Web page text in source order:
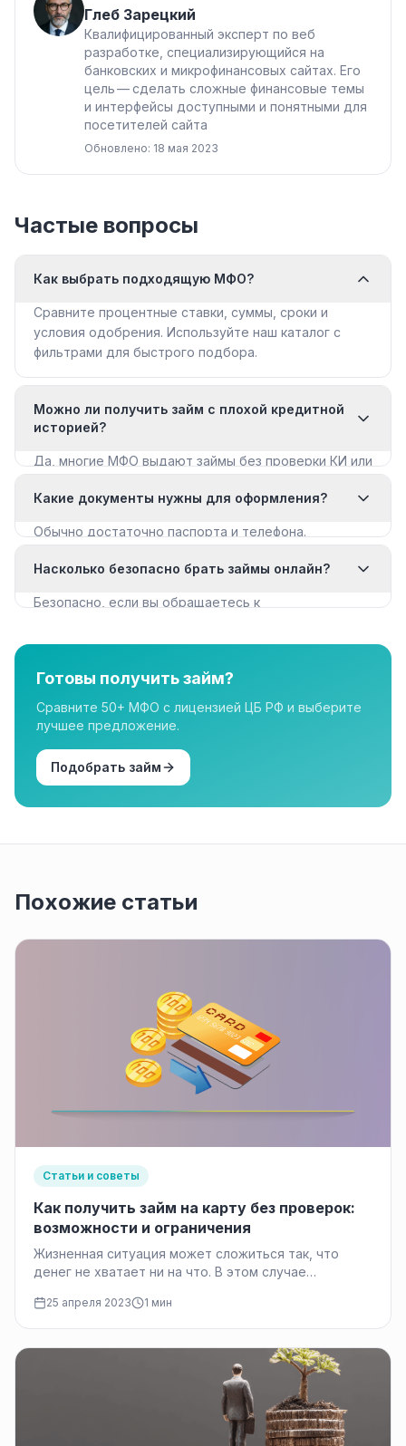
Глеб Зарецкий
Квалифицированный эксперт по веб
разработке, специализирующийся на
банковских и микрофинансовых сайтах. Его
цель — сделать сложные финансовые темы
и интерфейсы доступными и понятными для
посетителей сайта
Обновлено: 18 мая 2023
Частые вопросы
Как выбрать подходящую МФО?
Сравните процентные ставки, суммы, сроки и
условия одобрения. Используйте наш каталог с
фильтрами для быстрого подбора.
Можно ли получить займ с плохой кредитной
историей?
Да, многие МФО выдают займы без проверки КИ или
с плохой КИ».
Какие документы нужны для оформления?
Обычно достаточно паспорта и телефона.
документы для крупных сумм.
Насколько безопасно брать займы онлайн?
Безопасно, если вы обращаетесь к
организации в нашем каталоге имеют лицензию.
Готовы получить займ?
Сравните 50+ МФО с лицензией ЦБ РФ и выберите
лучшее предложение.
Подобрать займ
Похожие статьи
Статьи и советы
Как получить займ на карту без проверок:
возможности и ограничения
Жизненная ситуация может сложиться так, что
денег не хватает ни на что. В этом случае
25 апреля 2023 1 мин